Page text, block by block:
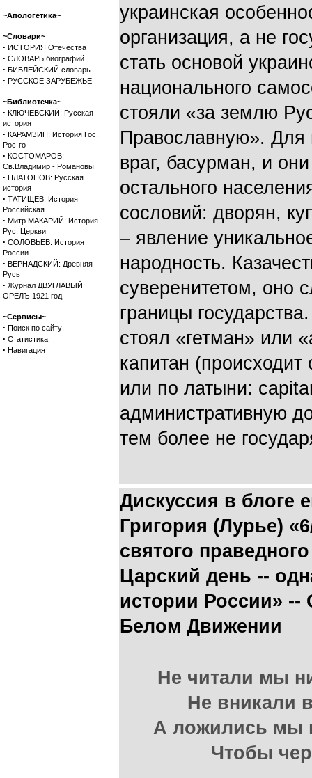
~Апологетика~
~Словари~
· ИСТОРИЯ Отечества
· СЛОВАРЬ биографий
· БИБЛЕЙСКИЙ словарь
· РУССКОЕ ЗАРУБЕЖЬЕ
~Библиотечка~
· КЛЮЧЕВСКИЙ: Русская
история
· КАРАМЗИН: История Гос.
Рос-го
· КОСТОМАРОВ:
Св.Владимир - Романовы
· ПЛАТОНОВ: Русская
история
· ТАТИЩЕВ: История
Российская
· Митр.МАКАРИЙ: История
Рус. Церкви
· СОЛОВЬЕВ: История
России
· ВЕРНАДСКИЙ: Древняя
Русь
· Журнал ДВУГЛАВЫЙ
ОРЕЛЪ 1921 год
~Сервисы~
· Поиск по сайту
· Статистика
· Навигация
украинская
организация, а не
стать основой
национального
стояли «за землю
Православную». Для
враг, басурман, и
остального
сословий: дворян,
– явление
народность.
суверенитетом, оно
границы
стоял «гетман» или
капитан
или по латыни:
административную
тем более не
Дискуссия в блоге
Григория (Лурье)
святого
Царский день --
истории России»
Белом Движении
Не читали мы
Не вникали
А ложились мы
Чтобы